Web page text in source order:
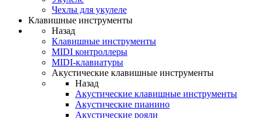
Чехлы для укулеле
Клавишные инструменты
Назад
Клавишные инструменты
MIDI контроллеры
MIDI-клавиатуры
Акустические клавишные инструменты
Назад
Акустические клавишные инструменты
Акустические пианино
Акустические рояли